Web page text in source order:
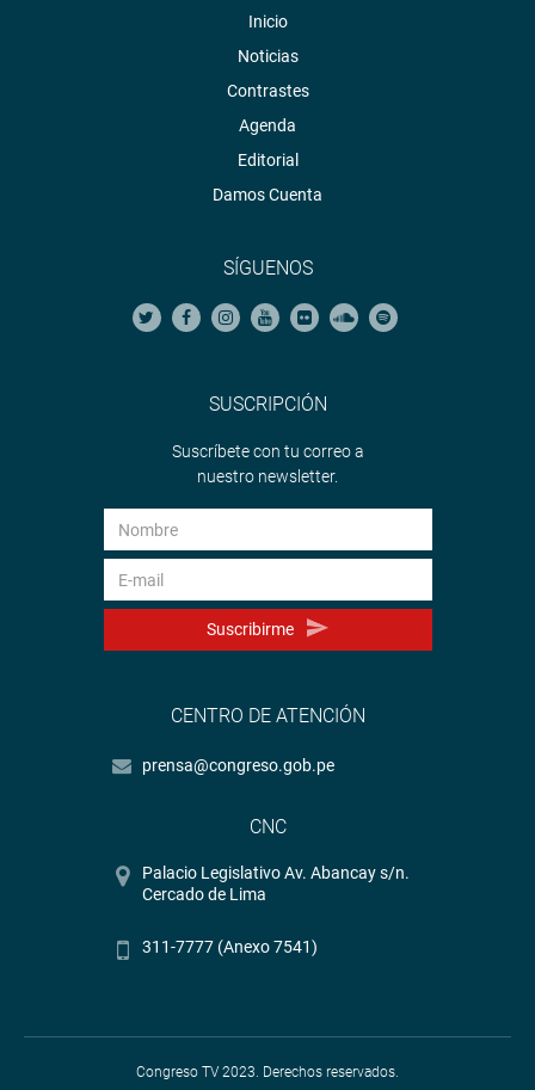
Inicio
Noticias
Contrastes
Agenda
Editorial
Damos Cuenta
SÍGUENOS
SUSCRIPCIÓN
Suscríbete con tu correo a
nuestro newsletter.
Suscribirme
CENTRO DE ATENCIÓN
prensa@congreso.gob.pe
CNC
Palacio Legislativo Av. Abancay s/n.
Cercado de Lima
311-7777 (Anexo 7541)
Congreso TV 2023. Derechos reservados.